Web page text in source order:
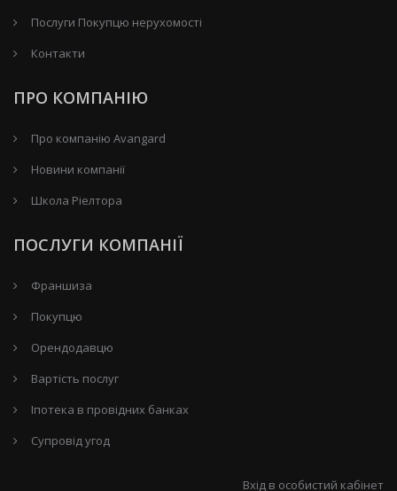
Послуги Покупцю нерухомості
Контакти
ПРО КОМПАНІЮ
Про компанію Avangard
Новини компанії
Школа Ріелтора
ПОСЛУГИ КОМПАНІЇ
Франшиза
Покупцю
Орендодавцю
Вартість послуг
Іпотека в провідних банках
Супровід угод
Вхід в особистий кабінет